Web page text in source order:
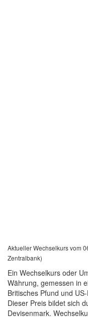
Aktueller Wechselkurs vom
Zentralbank)
Ein Wechselkurs oder
Währung, gemessen in
Britisches Pfund und
Dieser Preis bildet sich
Devisenmark.